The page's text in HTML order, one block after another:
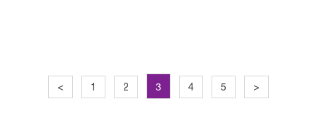
< 1 2 3 4 5 >